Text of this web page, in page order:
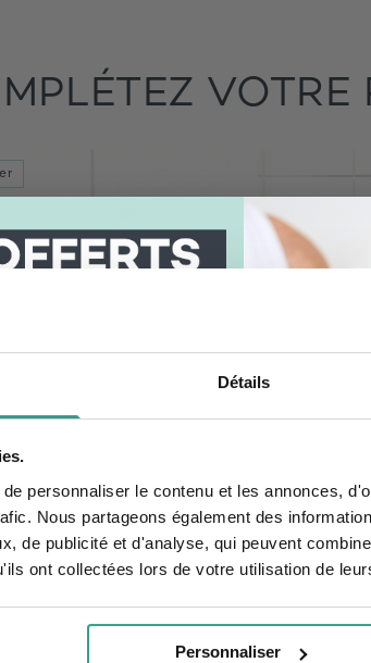
Détails
personnaliser le contenu et les annonces,
Nous partageons également des
de publicité et d'analyse, qui peuvent
ont collectées lors de votre utilisation de
Personnaliser
VOTRE
NUTRITION-ABSOLUE
hydrolysé & Acide
4.5
AJOUTER
BOISSON
CAFÉ
Perte de
78€
?
Cheveux
acceptez de recevoir des offres
acceptez de